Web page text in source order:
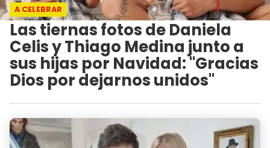
A CELEBRAR
Las tiernas fotos de Daniela
Celis y Thiago Medina junto a
sus hijas por Navidad: "Gracias
Dios por dejarnos unidos"